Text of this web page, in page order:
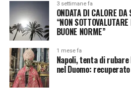
3 settimane fa
ONDATA DI CALORE
“NON
BUONE NORME”
1 mese fa
Napoli, tenta di
nel Duomo: